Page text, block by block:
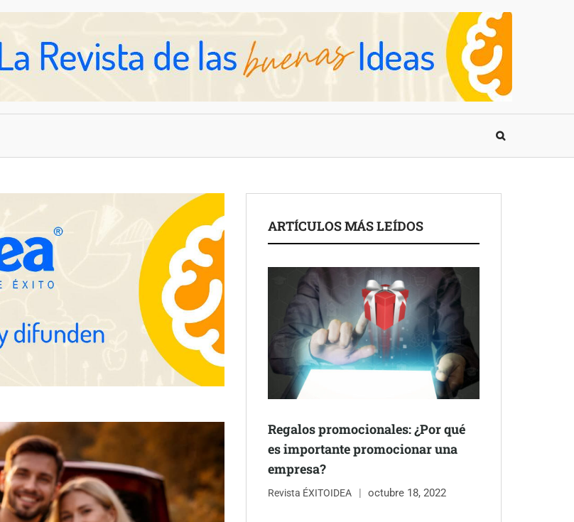
ARTÍCULOS MÁS LEÍDOS
Regalos promocionales: ¿Por qué
es importante promocionar una
empresa?
Revista ÉXITOIDEA octubre 18, 2022